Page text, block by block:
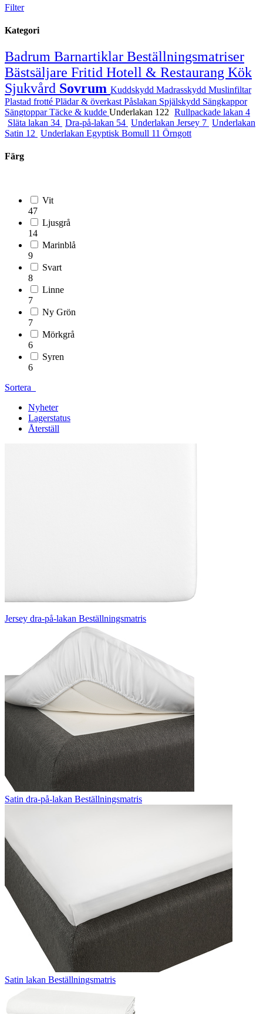
Filter
Kategori
Badrum Barnartiklar Beställningsmatriser
Bästsäljare Fritid Hotell & Restaurang Kök
Sjukvård Sovrum Kuddskydd Madrasskydd Muslinfiltar
Plastad frotté Plädar & överkast Påslakan Spjälskydd Sängkappor
SängtopparTäcke & kudde Underlakan 122 Rullpackade lakan 4
Släta lakan 34 Dra-på-lakan 54 Underlakan Jersey 7 Underlakan
Satin 12 Underlakan Egyptisk Bomull 11 Örngott
Färg
Vit
47
Ljusgrå
14
Marinblå
9
Svart
8
Linne
7
Ny Grön
7
Mörkgrå
6
Syren
6
Sortera
Nyheter
Lagerstatus
Återställ
Jersey dra-på-lakan Beställningsmatris
Satin dra-på-lakan Beställningsmatris
Satin lakan Beställningsmatris